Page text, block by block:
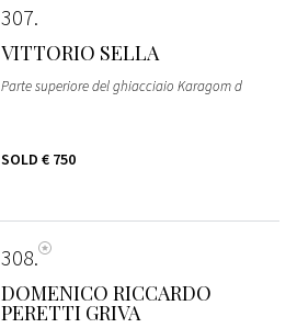
307
VITTORIO SELLA
Parte superiore del ghiacciaio Karagom d
SOLD € 750
308
DOMENICO RICCARDO
PERETTI GRIVA